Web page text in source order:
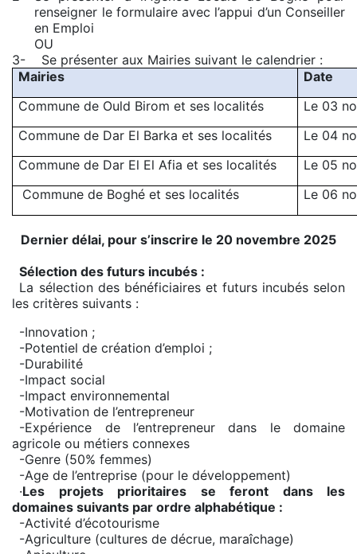
renseigner le formulaire avec l’appui d’un Conseiller
en Emploi
OU
3- Se présenter aux Mairies suivant le calendrier :
Mairies
Date
Commune de Ould Birom et ses localités
Le 03
Commune de Dar El Barka et ses localités
Le 04
Commune de Dar El El Afia et ses localités
Le 05
Commune de Boghé et ses localités
Le 06
Dernier délai, pour s’inscrire le 20 novembre 2025
Sélection des futurs incubés :
La sélection des bénéficiaires et futurs incubés selon
les critères suivants :
-Innovation ;
-Potentiel de création d’emploi ;
-Durabilité
-Impact social
-Impact environnemental
-Motivation de l’entrepreneur
-Expérience de l’entrepreneur dans le domaine
agricole ou métiers connexes
-Genre (50% femmes)
-Age de l’entreprise (pour le développement)
·Les projets prioritaires se feront dans les
domaines suivants par ordre alphabétique :
-Activité d’écotourisme
-Agriculture (cultures de décrue, maraîchage)